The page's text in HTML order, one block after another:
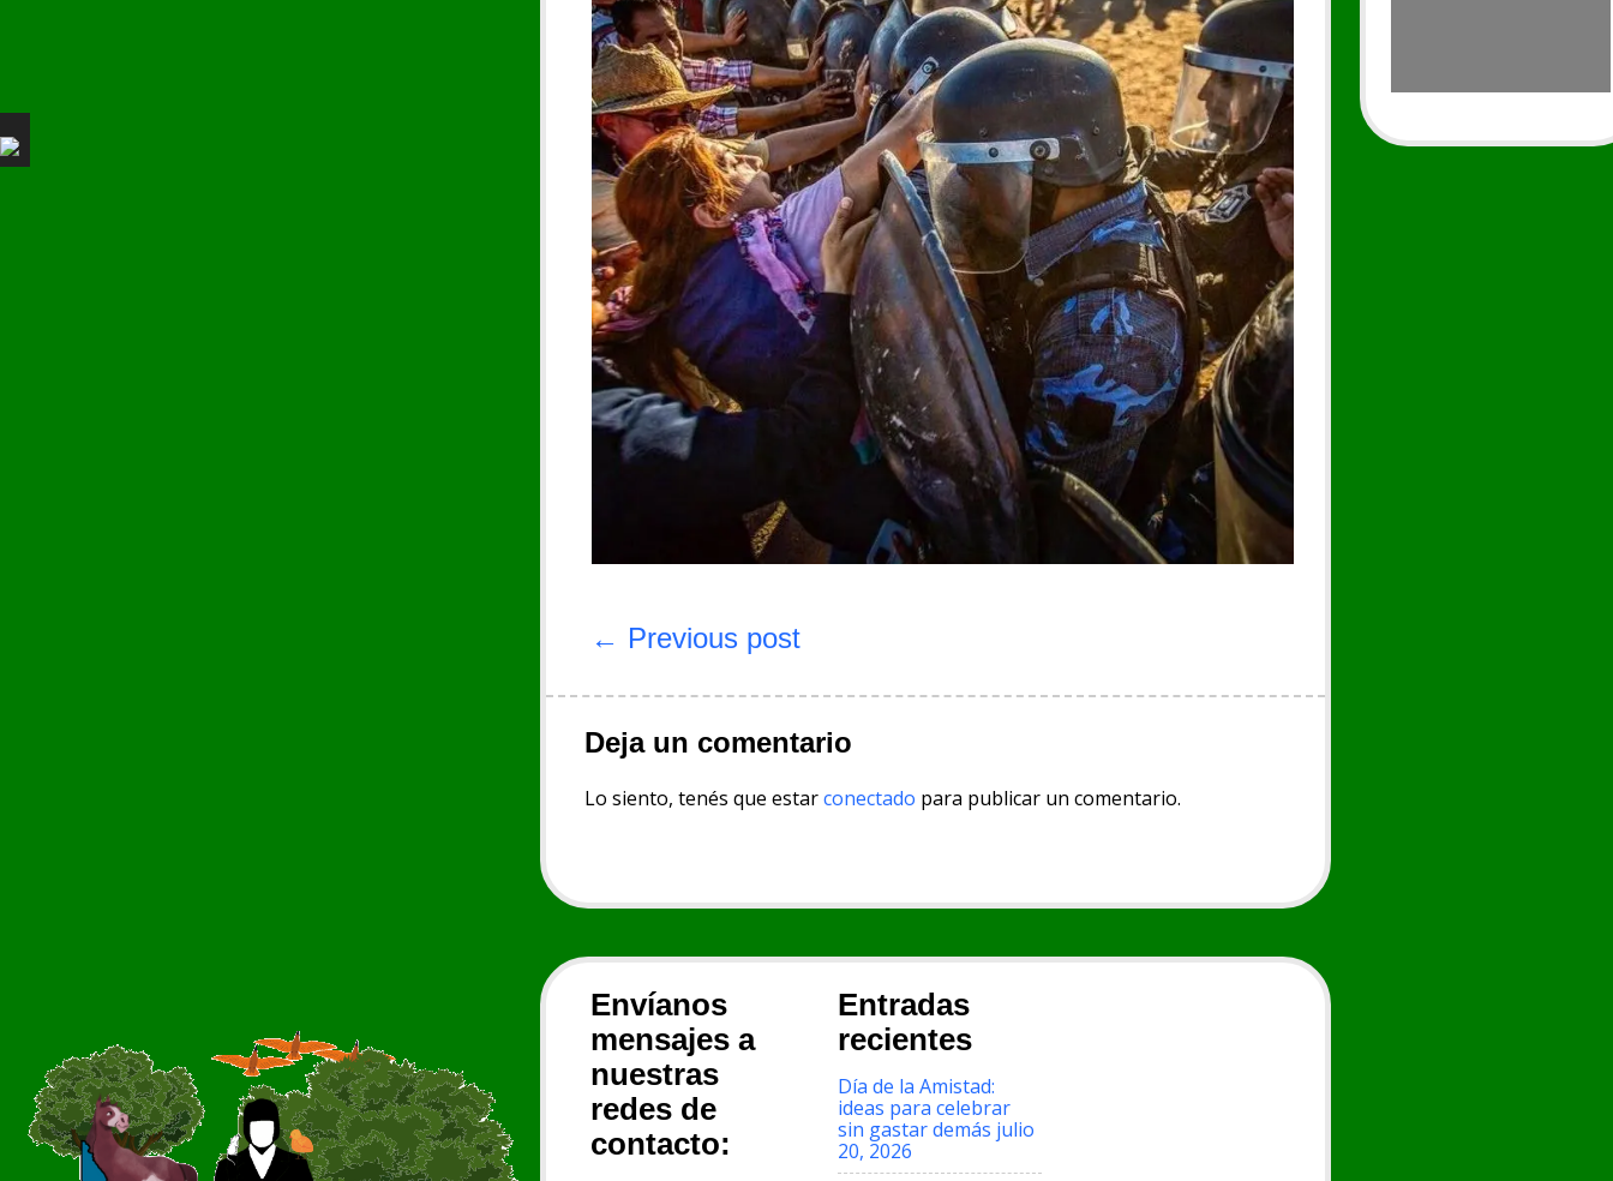
entradas
← Previous post
Deja un comentario
Lo siento, tenés que estarconectado para publicar un comentario.
Envíanos
mensajes a
nuestras
redes de
contacto:
Entradas
recientes
Día de la Amistad:
ideas para celebrar
sin gastar demás julio
20, 2026